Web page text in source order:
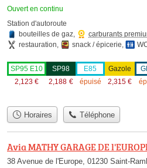
Ouvert en continu
Station d'autoroute
bouteilles de gaz, carburants
restauration, snack / épicerie,
SP95 E10
2,123 €
SP98
2,188 €
E85
épuisé
Gazole
2,315 €
Horaires Téléphone
Avia MATHY GARAGE DE
38 Avenue de l'Europe, 01230 Saint-